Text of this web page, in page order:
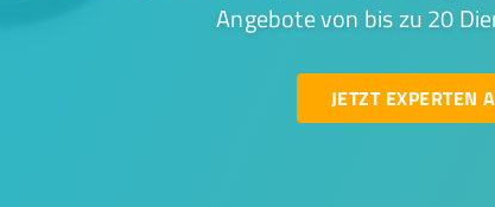
Angebote von bis zu 20
JETZT EXPERTEN